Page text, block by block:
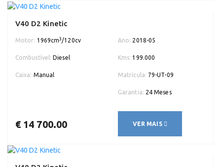
V40 D2 Kinetic
Motor: 1969cm3/120cv Ano: 2018-05
Combustível: Diesel Kms: 199.000
Caixa: Manual Matrícula: 79-UT-09
Garantia: 24 Meses
€ 14 700.00 VER MAIS